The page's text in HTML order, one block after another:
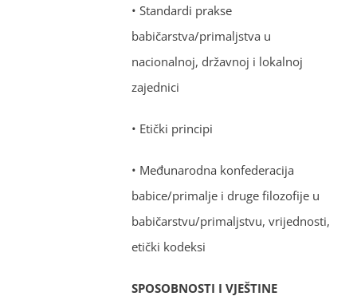
• Standardi prakse
babičarstva/primaljstva u
nacionalnoj, državnoj i lokalnoj
zajednici
• Etički principi
• Međunarodna konfederacija
babice/primalje i druge filozofije u
babičarstvu/primaljstvu, vrijednosti,
etički kodeksi
SPOSOBNOSTI I VJEŠTINE